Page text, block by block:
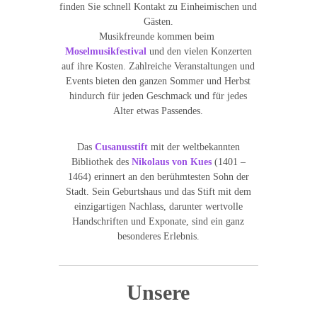
finden Sie schnell Kontakt zu Einheimischen und
Gästen.
Musikfreunde kommen beim
Moselmusikfestival und den vielen Konzerten
auf ihre Kosten. Zahlreiche Veranstaltungen und
Events bieten den ganzen Sommer und Herbst
hindurch für jeden Geschmack und für jedes
Alter etwas Passendes.
Das Cusanusstiftmit der weltbekannten
Bibliothek des Nikolaus von Kues(1401 –
1464) erinnert an den berühmtesten Sohn der
Stadt. Sein Geburtshaus und das Stift mit dem
einzigartigen Nachlass, darunter wertvolle
Handschriften und Exponate, sind ein ganz
besonderes Erlebnis.
Unsere